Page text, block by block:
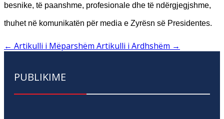
besnike, të paanshme, profesionale dhe të ndërgjegjshme,
thuhet në komunikatën për media e Zyrësn së Presidentes.
← Artikulli i Mëparshëm Artikulli i Ardhshëm →
PUBLIKIME